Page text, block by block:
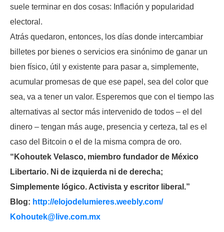
suele terminar en dos cosas: Inflación y popularidad
electoral.
Atrás quedaron, entonces, los días donde intercambiar
billetes por bienes o servicios era sinónimo de ganar un
bien físico, útil y existente para pasar a, simplemente,
acumular promesas de que ese papel, sea del color que
sea, va a tener un valor. Esperemos que con el tiempo las
alternativas al sector más intervenido de todos – el del
dinero – tengan más auge, presencia y certeza, tal es el
caso del Bitcoin o el de la misma compra de oro.
“Kohoutek Velasco, miembro fundador de México
Libertario. Ni de izquierda ni de derecha;
Simplemente lógico. Activista y escritor liberal.”
Blog: http://elojodelumieres.weebly.com/
Kohoutek@live.com.mx